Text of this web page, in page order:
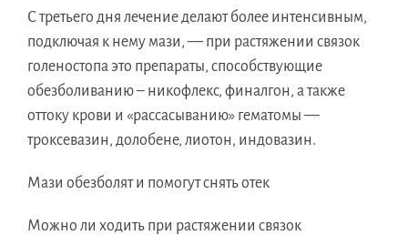
С третьего дня лечение делают более интенсивным,
подключая к нему мази, — при растяжении связок
голеностопа это препараты, способствующие
обезболиванию – никофлекс, финалгон, а также
оттоку крови и «рассасыванию» гематомы —
троксевазин, долобене, лиотон, индовазин.
Мази обезболят и помогут снять отек
Можно ли ходить при растяжении связок